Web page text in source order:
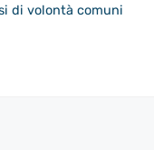
di volontà comuni